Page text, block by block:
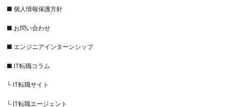
■ 個人情報保護方針
■ お問い合わせ
■ エンジニアインターンシップ
■ IT転職コラム
└ IT転職サイト
└ IT転職エージェント